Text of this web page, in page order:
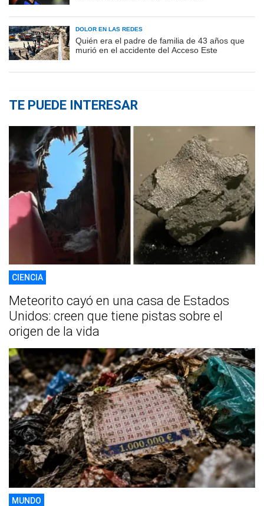
DOLOR EN LAS REDES
Quién era el padre de familia de 43 años que
murió en el accidente del Acceso Este
TE PUEDE INTERESAR
CIENCIA
Meteorito cayó en una casa de Estados
Unidos: creen que tiene pistas sobre el
origen de la vida
MUNDO